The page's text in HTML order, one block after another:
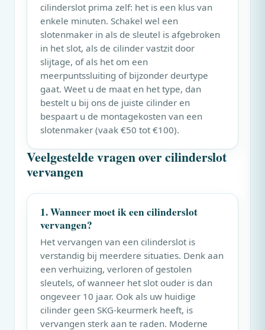
cilinderslot prima zelf: het is een klus van
enkele minuten. Schakel wel een
slotenmaker in als de sleutel is afgebroken
in het slot, als de cilinder vastzit door
slijtage, of als het om een
meerpuntssluiting of bijzonder deurtype
gaat. Weet u de maat en het type, dan
bestelt u bij ons de juiste cilinder en
bespaart u de montagekosten van een
slotenmaker (vaak €50 tot €100).
Veelgestelde vragen over cilinderslot
vervangen
1. Wanneer moet ik een cilinderslot
vervangen?
Het vervangen van een cilinderslot is
verstandig bij meerdere situaties. Denk aan
een verhuizing, verloren of gestolen
sleutels, of wanneer het slot ouder is dan
ongeveer 10 jaar. Ook als uw huidige
cilinder geen SKG-keurmerk heeft, is
vervangen sterk aan te raden. Moderne